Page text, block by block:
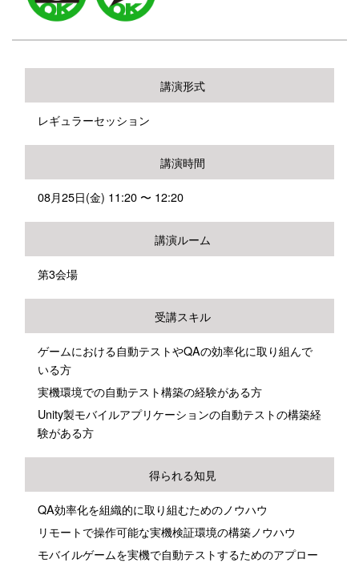
講演形式
レギュラーセッション
講演時間
08月25日(金) 11:20 〜 12:20
講演ルーム
第3会場
受講スキル
ゲームにおける自動テストやQAの効率化に取り組んで
いる方
実機環境での自動テスト構築の経験がある方
Unity製モバイルアプリケーションの自動テストの構築経
験がある方
得られる知見
QA効率化を組織的に取り組むためのノウハウ
リモートで操作可能な実機検証環境の構築ノウハウ
モバイルゲームを実機で自動テストするためのアプロー